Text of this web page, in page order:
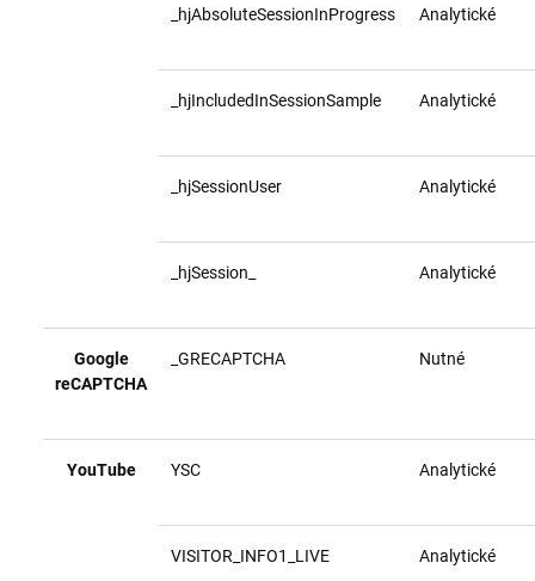
_hjAbsoluteSessionInProgress Analytické
_hjIncludedInSessionSample Analytické
_hjSessionUser Analytické
_hjSession_ Analytické
Google
reCAPTCHA
_GRECAPTCHA Nutné
YouTube YSC Analytické
VISITOR_INFO1_LIVE Analytické